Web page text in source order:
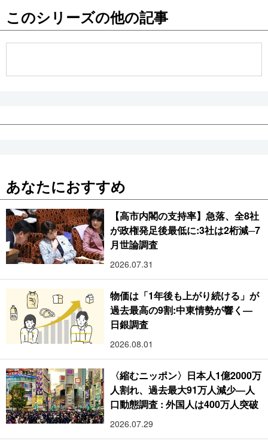
お知らせ
このシリーズの他の記事
あなたにおすすめ
【高市内閣の支持率】急落、全8社
が政権発足後最低に:3社は2桁減─7
月世論調査
2026.07.31
物価は「1年後も上がり続ける」が
過去最高の9割:中東情勢が響く―
日銀調査
2026.08.01
〈縮むニッポン〉日本人1億2000万
人割れ、過去最大91万人減少―人
口動態調査 : 外国人は400万人突破
2026.07.29